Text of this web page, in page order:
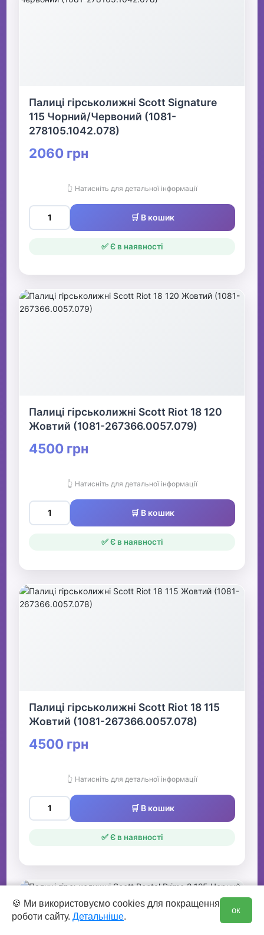
Палиці гірськолижні Scott Signature
115 Чорний/Червоний (1081-
278105.1042.078)
2060 грн
👆 Натисніть для детальної інформації
🛒 В кошик
✅ Є в наявності
Палиці гірськолижні Scott Riot 18 120
Жовтий (1081-267366.0057.079)
4500 грн
👆 Натисніть для детальної інформації
🛒 В кошик
✅ Є в наявності
Палиці гірськолижні Scott Riot 18 115
Жовтий (1081-267366.0057.078)
4500 грн
👆 Натисніть для детальної інформації
🛒 В кошик
✅ Є в наявності
🍪 Ми використовуємо cookies для покращення
роботи сайту. Детальніше.
ок
0